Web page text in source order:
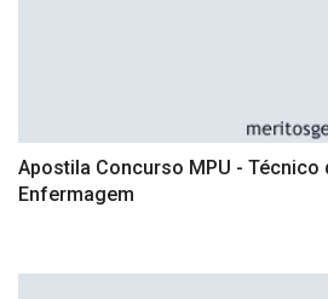
Apostila Concurso MPU - Técnico
Enfermagem